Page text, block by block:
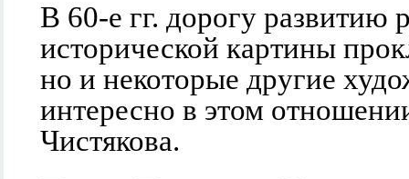
В 60-е гг. дорогу развитию
исторической картины
но и некоторые другие
интересно в этом
Чистякова.